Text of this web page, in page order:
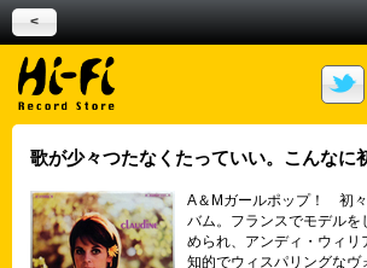
<
歌が少々つたなくたっていい。こんなに
A＆Mガールポップ！ 初
バム。フランスでモデルを
められ、アンディ・ウィリ
知的でウィスパリングなヴ